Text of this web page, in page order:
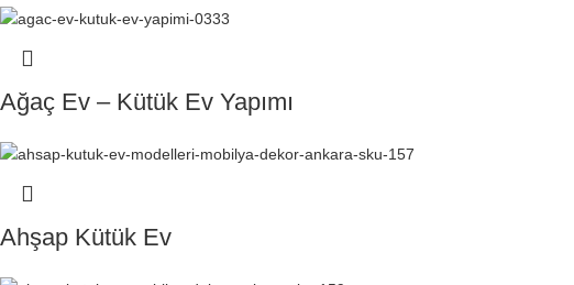
Ağaç Ev – Kütük Ev Yapımı
Ahşap Kütük Ev